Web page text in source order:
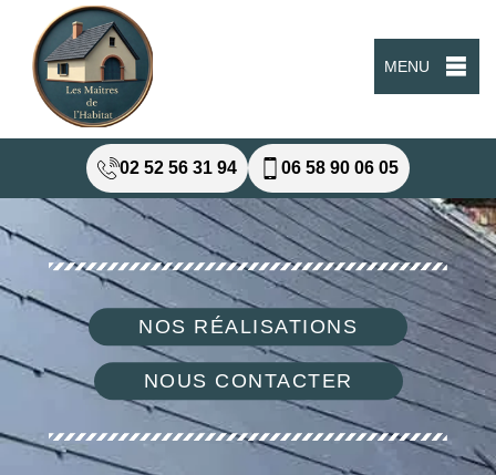
MENU
02 52 56 31 94 06 58 90 06 05
NOS RÉALISATIONS
NOUS CONTACTER